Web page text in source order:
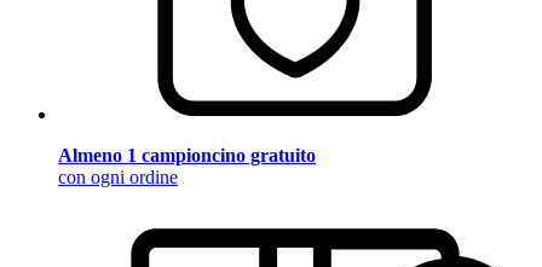
Almeno 1 campioncino gratuito
con ogni ordine